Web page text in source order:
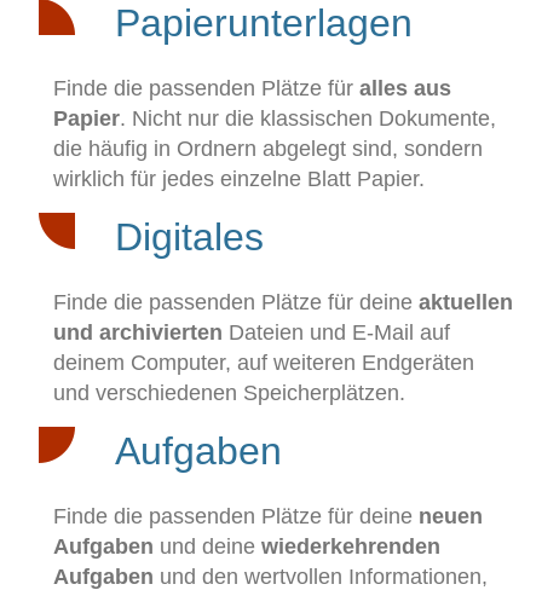
Papierunterlagen
Finde die passenden Plätze für alles aus
Papier. Nicht nur die klassischen Dokumente,
die häufig in Ordnern abgelegt sind, sondern
wirklich für jedes einzelne Blatt Papier.
Digitales
Finde die passenden Plätze für deine aktuellen
und archivierten Dateien und E-Mail auf
deinem Computer, auf weiteren Endgeräten
und verschiedenen Speicherplätzen.
Aufgaben
Finde die passenden Plätze für deine neuen
Aufgaben und deine wiederkehrenden
Aufgaben und den wertvollen Informationen,